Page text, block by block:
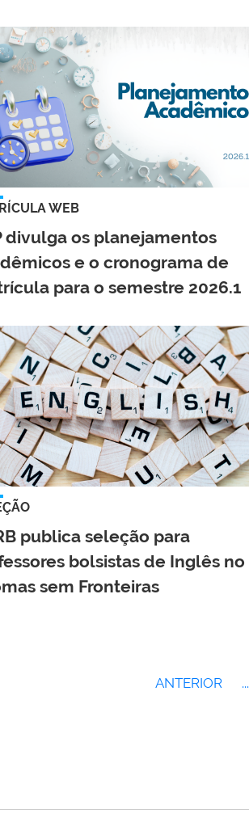
WEB
divulga os planejamentos
e o cronograma de
para o semestre 2026.1
publica seleção para
bolsistas de Inglês no
sem Fronteiras
ANTERIOR ...